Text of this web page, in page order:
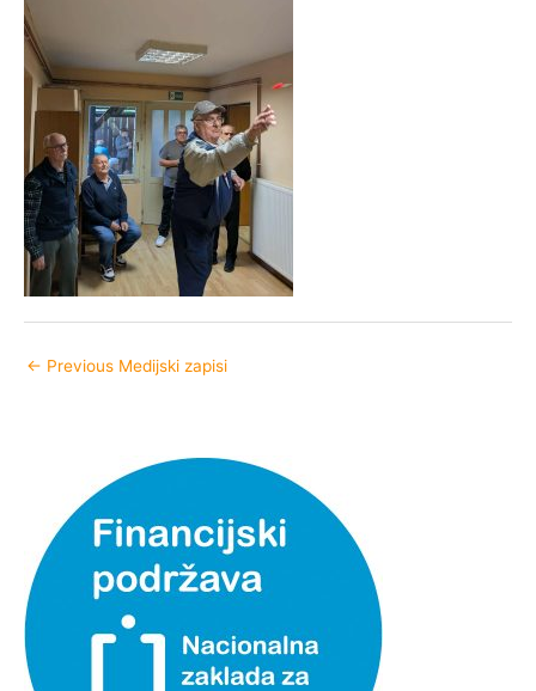
← Previous Medijski zapisi